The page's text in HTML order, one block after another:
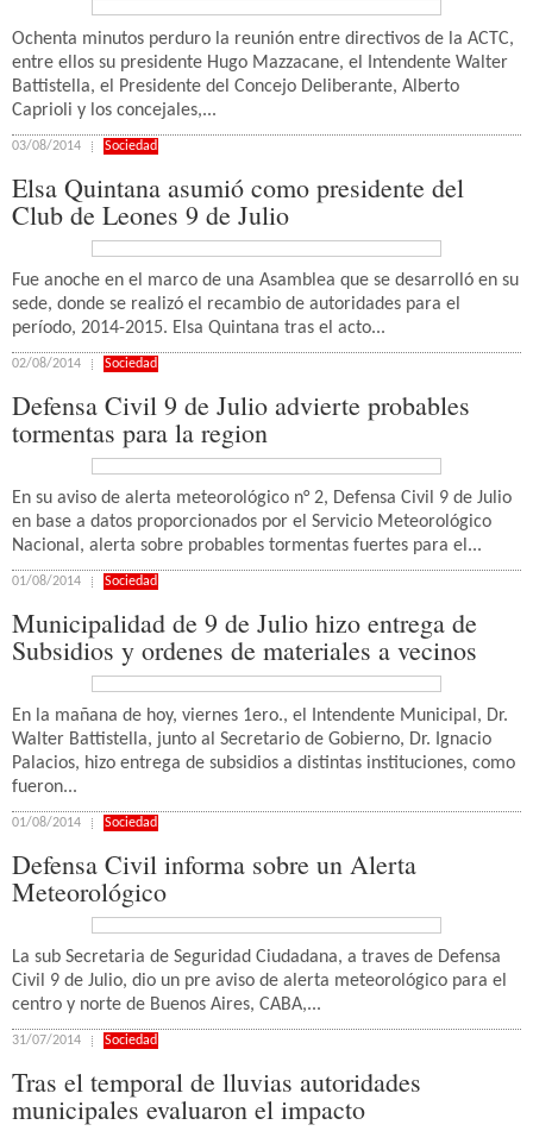
Ochenta minutos perduro la reunión entre directivos de la ACTC,
entre ellos su presidente Hugo Mazzacane, el Intendente Walter
Battistella, el Presidente del Concejo Deliberante, Alberto
Caprioli y los concejales,...
03/08/2014 Sociedad
Elsa Quintana asumió como presidente del
Club de Leones 9 de Julio
Fue anoche en el marco de una Asamblea que se desarrolló en su
sede, donde se realizó el recambio de autoridades para el
período, 2014-2015. Elsa Quintana tras el acto...
02/08/2014 Sociedad
Defensa Civil 9 de Julio advierte probables
tormentas para la region
En su aviso de alerta meteorológico n° 2, Defensa Civil 9 de Julio
en base a datos proporcionados por el Servicio Meteorológico
Nacional, alerta sobre probables tormentas fuertes para el...
01/08/2014 Sociedad
Municipalidad de 9 de Julio hizo entrega de
Subsidios y ordenes de materiales a vecinos
En la mañana de hoy, viernes 1ero., el Intendente Municipal, Dr.
Walter Battistella, junto al Secretario de Gobierno, Dr. Ignacio
Palacios, hizo entrega de subsidios a distintas instituciones, como
fueron...
01/08/2014 Sociedad
Defensa Civil informa sobre un Alerta
Meteorológico
La sub Secretaria de Seguridad Ciudadana, a traves de Defensa
Civil 9 de Julio, dio un pre aviso de alerta meteorológico para el
centro y norte de Buenos Aires, CABA,...
31/07/2014 Sociedad
Tras el temporal de lluvias autoridades
municipales evaluaron el impacto